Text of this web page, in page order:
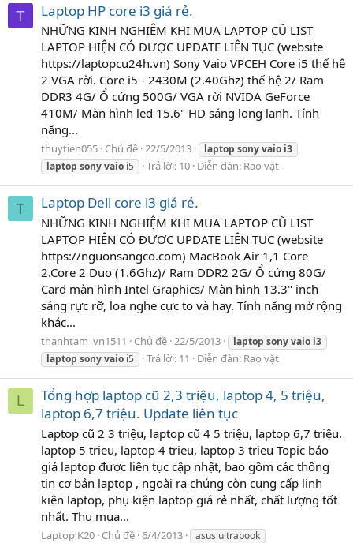
T Laptop HP core i3 giá rẻ.
NHỮNG KINH NGHIỆM KHI MUA LAPTOP CŨ LIST
LAPTOP HIỆN CÓ ĐƯỢC UPDATE LIÊN TỤC (website
https://laptopcu24h.vn) Sony Vaio VPCEH Core i5 thế hệ
2 VGA rời. Core i5 - 2430M (2.40Ghz) thế hệ 2/ Ram
DDR3 4G/ Ổ cứng 500G/ VGA rời NVIDA GeForce
410M/ Màn hình led 15.6" HD sáng long lanh. Tính
năng...
thuytien055 Chủ đề 22/5/2013 laptop sonyvaio i3
laptop sonyvaio i5 Trả lời: 10 Diễn đàn: Rao vặt
T Laptop Dell core i3 giá rẻ.
NHỮNG KINH NGHIỆM KHI MUA LAPTOP CŨ LIST
LAPTOP HIỆN CÓ ĐƯỢC UPDATE LIÊN TỤC (website
https://nguonsangco.com) MacBook Air 1,1 Core
2.Core 2 Duo (1.6Ghz)/ Ram DDR2 2G/ Ổ cứng 80G/
Card màn hình Intel Graphics/ Màn hình 13.3" inch
sáng rực rỡ, loa nghe cực to và hay. Tính năng mở rộng
khác...
thanhtam_vn1511 Chủ đề 22/5/2013 laptop sonyvaio i3
laptop sonyvaio i5 Trả lời: 11 Diễn đàn: Rao vặt
L
Tổng hợp laptop cũ 2,3 triệu, laptop 4, 5 triệu,
laptop 6,7 triệu. Update liên tục
Laptop cũ 2 3 triệu, laptop cũ 4 5 triệu, laptop 6,7 triệu.
laptop 5 trieu, laptop 4 trieu, laptop 3 trieu Topic báo
giá laptop được liên tục cập nhật, bao gồm các thông
tin cơ bản laptop , ngoài ra chúng còn cung cấp linh
kiện laptop, phụ kiện laptop giá rẻ nhất, chất lượng tốt
nhất. Thu mua...
Laptop K20 Chủ đề 6/4/2013 asus ultrabook